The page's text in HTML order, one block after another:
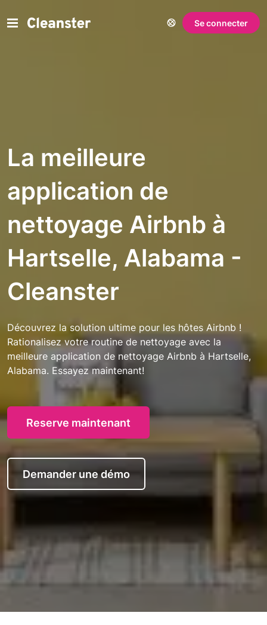
Se connecter
La meilleure
application de
nettoyage Airbnb à
Hartselle, Alabama -
Cleanster
Découvrez la solution ultime pour les hôtes Airbnb !
Rationalisez votre routine de nettoyage avec la
meilleure application de nettoyage Airbnb à Hartselle,
Alabama. Essayez maintenant!
Reserve maintenant
Demander une démo